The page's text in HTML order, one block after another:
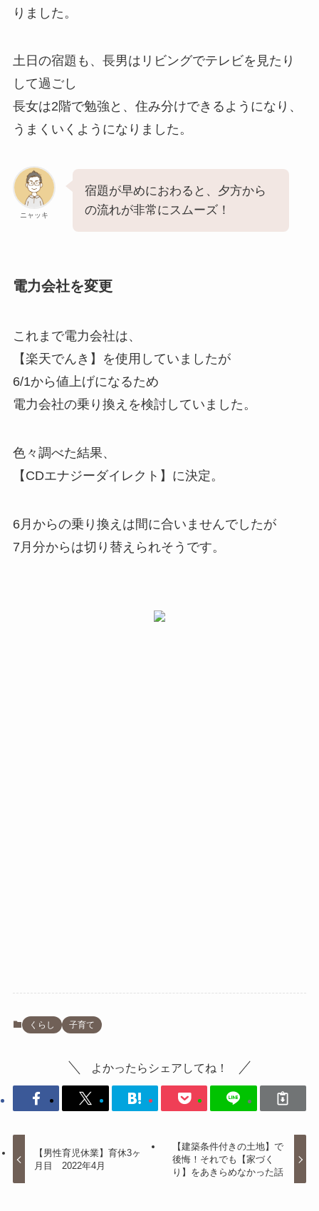
りました。
土日の宿題も、長男はリビングでテレビを見たり
して過ごし
長女は2階で勉強と、住み分けできるようになり、
うまくいくようになりました。
ニャッキ
宿題が早めにおわると、夕方から
の流れが非常にスムーズ！
電力会社を変更
これまで電力会社は、
【楽天でんき】を使用していましたが
6/1から値上げになるため
電力会社の乗り換えを検討していました。
色々調べた結果、
【CDエナジーダイレクト】に決定。
6月からの乗り換えは間に合いませんでしたが
7月分からは切り替えられそうです。
くらし 子育て
よかったらシェアしてね！
【男性育児休業】育休3ヶ
月目 2022年4月
【建築条件付きの土地】で
後悔！それでも【家づく
り】をあきらめなかった話